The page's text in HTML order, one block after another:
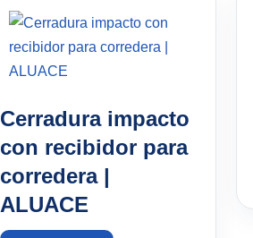
Cerradura impacto
con recibidor para
corredera |
ALUACE